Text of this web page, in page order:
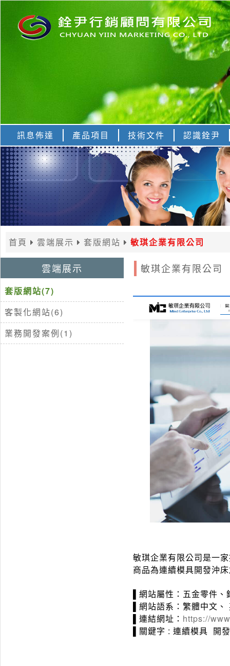
訊息佈達 產品項目 技術文件 認識銓尹
首頁 雲端展示 套版網站 敏琪企業有限公司
雲端展示
套版網站(7)
客製化網站(6)
業務開發案例(1)
敏琪企業有限公司
敏琪企業有限公司是一
商品為連續模具開發沖
▌網站屬性：五金零件
▌網站語系：繁體中文
▌連結網址： https://
▌關鍵字 : 連續模具 開